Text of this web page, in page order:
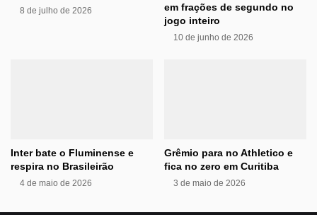
8 de julho de 2026
em frações de segundo no
jogo inteiro
10 de junho de 2026
Inter bate o Fluminense e
respira no Brasileirão
4 de maio de 2026
Grêmio para no Athletico e
fica no zero em Curitiba
3 de maio de 2026